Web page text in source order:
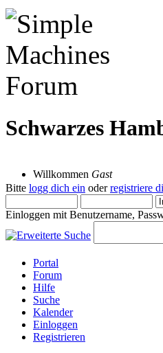
Schwarzes
Willkommen Gast
Bitte logg dich ein oderregistriere
Einloggen mit Benutzername,
Portal
Forum
Hilfe
Suche
Kalender
Einloggen
Registrieren